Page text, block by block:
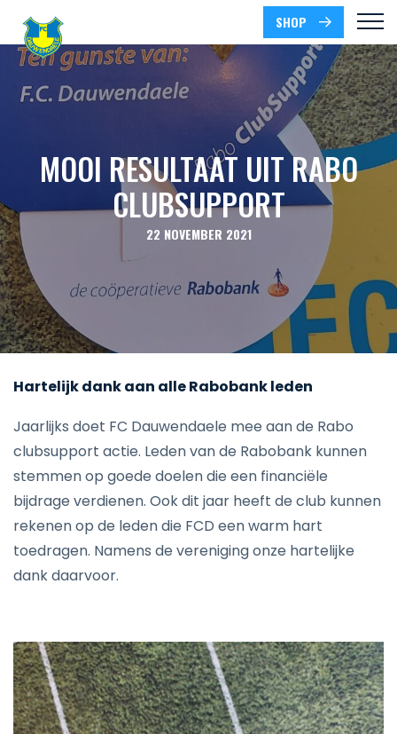
SHOP
MOOI RESULTAAT UIT RABO
CLUBSUPPORT
22 NOVEMBER 2021
Hartelijk dank aan alle Rabobank leden
Jaarlijks doet FC Dauwendaele mee aan de Rabo
clubsupport actie. Leden van de Rabobank kunnen
stemmen op goede doelen die een financiële
bijdrage verdienen. Ook dit jaar heeft de club kunnen
rekenen op de leden die FCD een warm hart
toedragen. Namens de vereniging onze hartelijke
dank daarvoor.